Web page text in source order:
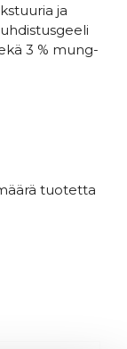
ja
3 % mung-
tuotetta